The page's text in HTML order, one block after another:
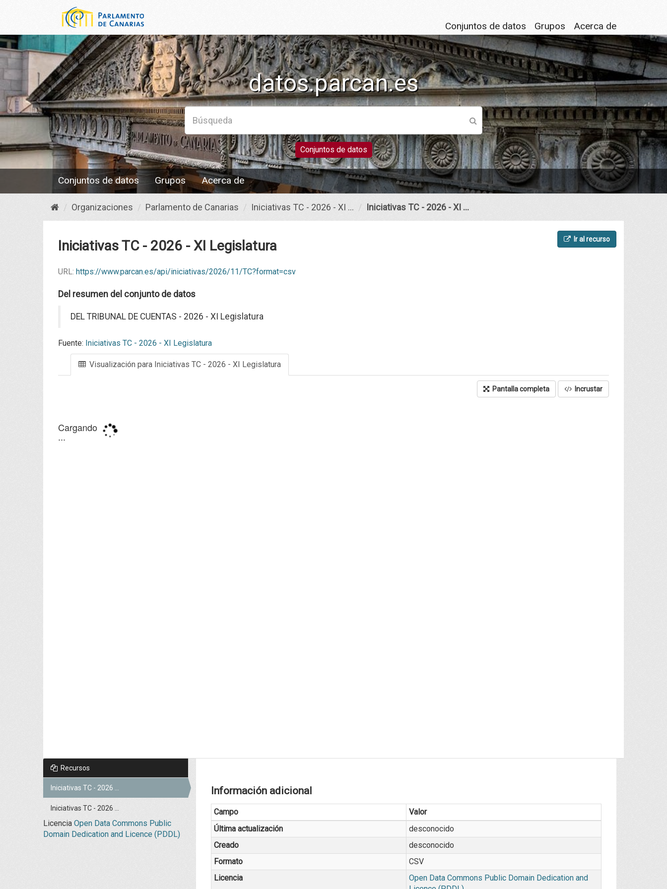
Conjuntos de datos Grupos Acerca de
datos.parcan.es
Conjuntos de datos
Conjuntos de datos Grupos Acerca de
Organizaciones Parlamento de Canarias Iniciativas TC - 2026 - XI ... Iniciativas TC - 2026 - XI ...
Ir al recurso
Iniciativas TC - 2026 - XI Legislatura
URL: https://www.parcan.es/api/iniciativas/2026/11/TC?format=csv
Del resumen del conjunto de datos
DEL TRIBUNAL DE CUENTAS - 2026 - XI Legislatura
Fuente: Iniciativas TC - 2026 - XI Legislatura
Visualización para Iniciativas TC - 2026 - XI Legislatura
Pantalla completa Incrustar
Recursos
Iniciativas TC - 2026 ...
Iniciativas TC - 2026 ...
Licencia Open Data Commons Public
Domain Dedication and Licence (PDDL)
Información adicional
Campo
Valor
Última actualización
desconocido
Creado
desconocido
Formato
CSV
Licencia
Open Data Commons Public Domain Dedication and